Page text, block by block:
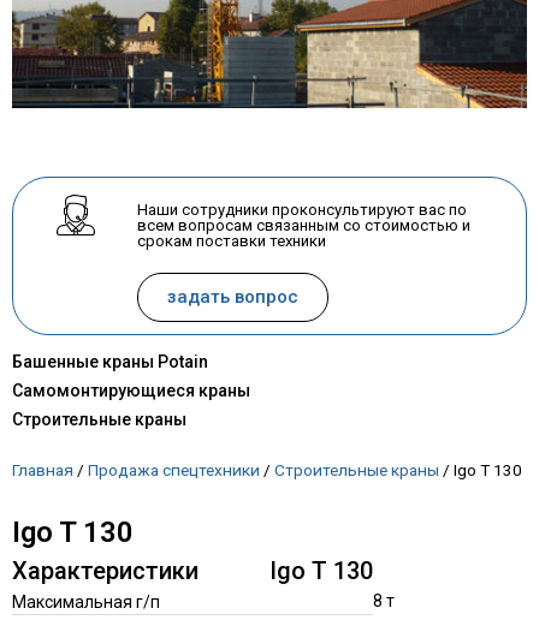
Наши сотрудники проконсультируют вас по
всем вопросам связанным со стоимостью и
срокам поставки техники
задать вопрос
Башенные краны Potain
Самомонтирующиеся краны
Строительные краны
Главная / Продажа спецтехники / Строительные краны / Igo T 130
Igo T 130
Характеристики Igo T 130
Максимальная г/п
8 т